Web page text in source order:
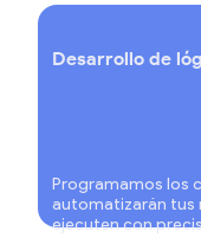
Desarrollo de
Programamos los
automatizarán tus
ejecuten con